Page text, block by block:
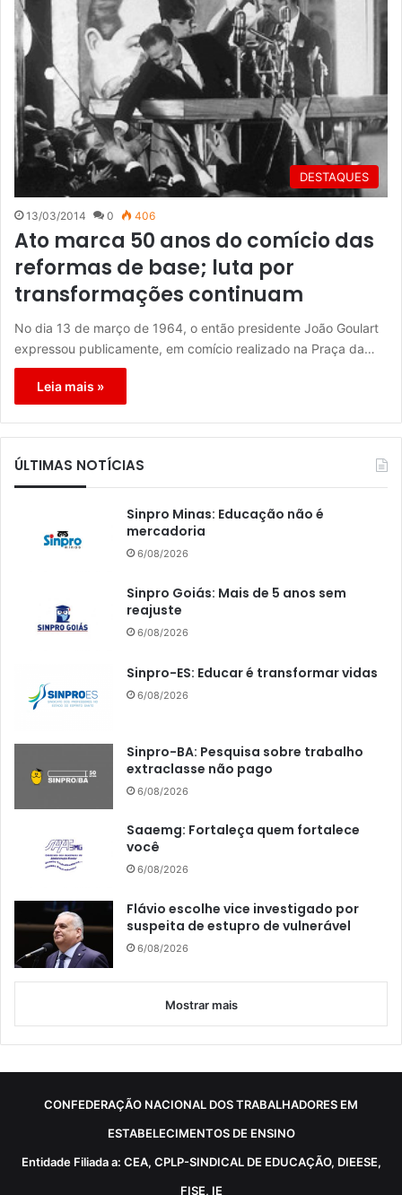
DESTAQUES
13/03/2014 0 406
Ato marca 50 anos do comício das
reformas de base; luta por
transformações continuam
No dia 13 de março de 1964, o então presidente João Goulart
expressou publicamente, em comício realizado na Praça da…
Leia mais »
ÚLTIMAS NOTÍCIAS
Sinpro Minas: Educação não é
mercadoria
6/08/2026
Sinpro Goiás: Mais de 5 anos sem
reajuste
6/08/2026
Sinpro-ES: Educar é transformar vidas
6/08/2026
Sinpro-BA: Pesquisa sobre trabalho
extraclasse não pago
6/08/2026
Saaemg: Fortaleça quem fortalece
você
6/08/2026
Flávio escolhe vice investigado por
suspeita de estupro de vulnerável
6/08/2026
Mostrar mais
CONFEDERAÇÃO NACIONAL DOS TRABALHADORES EM
ESTABELECIMENTOS DE ENSINO
Entidade Filiada a: CEA, CPLP-SINDICAL DE EDUCAÇÃO, DIEESE,
FISE, IE